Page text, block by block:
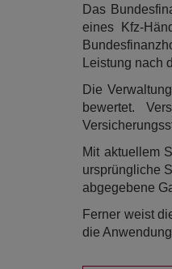
Das
eines Kfz-
Leistung nach
Die
bewertet.
Mit aktuellem
ursprüngliche
abgegebene
Ferner weist
die